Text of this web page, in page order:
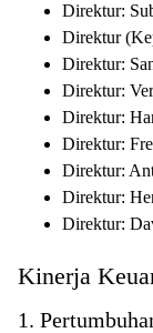
Direktur:
Direktur
Direktur:
Direktur:
Direktur:
Direktur:
Direktur:
Direktur:
Direktur:
Kinerja
1.